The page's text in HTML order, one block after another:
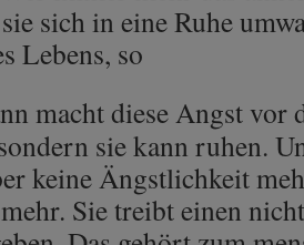
sich in eine Ruhe
Lebens, so
macht diese Angst
sie kann ruhen.
keine Ängstlichkeit
Sie treibt einen